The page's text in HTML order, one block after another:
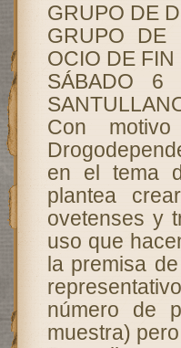
GRUPO DE
GRUPO DE
OCIO DE FIN
SÁBADO 6
Con
en el tema
plantea
ovetenses y
uso que
la premisa
número de
muestra)